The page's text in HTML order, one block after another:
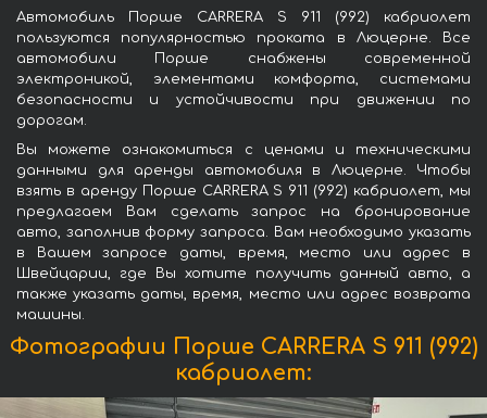
Автомобиль Порше CARRERA S 911 (992) кабриолет
пользуются популярностью проката в Люцерне. Все
автомобили Порше снабжены современной
электроникой, элементами комфорта, системами
безопасности и устойчивости при движении по
дорогам.
Вы можете ознакомиться с ценами и техническими
данными для аренды автомобиля в Люцерне. Чтобы
взять в аренду Порше CARRERA S 911 (992) кабриолет, мы
предлагаем Вам сделать запрос на бронирование
авто, заполнив форму запроса. Вам необходимо указать
в Вашем запросе даты, время, место или адрес в
Швейцарии, где Вы хотите получить данный авто, а
также указать даты, время, место или адрес возврата
машины.
Фотографии Порше CARRERA S 911 (992)
кабриолет: